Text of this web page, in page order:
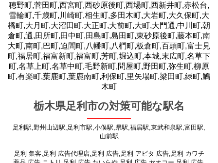
穂野町,菅田町,西宮町,西砂原後町,西場町,西新井町,赤松台,
雪輪町,千歳町,川崎町,相生町,多田木町,大岩町,大久保町,大
橋町,大月町,大沼田町,大正町,大前町,大町,大門通,中川町,朝
倉町,通,田所町,田中町,田島町,島田町,東砂原後町,藤本町,南
大町,南町,巴町,迫間町,八幡町,八椚町,板倉町,百頭町,富士見
町,福居町,福富新町,福富町,芳町,堀込町,本城,末広町,名草下
町,名草上町,名草中町,毛野新町,問屋町,野田町,弥生町,柳原
町,有楽町,葉鹿町,葉鹿南町,利保町,里矢場町,梁田町,緑町,鵤
木町
栃木県足利市の対策可能な駅名
足利駅,野州山辺駅,足利市駅,小俣駅,県駅,福居駅,東武和泉駅,富田駅,
山前駅
足利 集客,足利 広告代理店,足利 広告,足利 アピタ 広告,足利 カワチ